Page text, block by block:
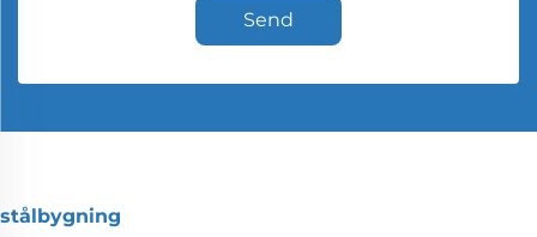
Send
stålbygning